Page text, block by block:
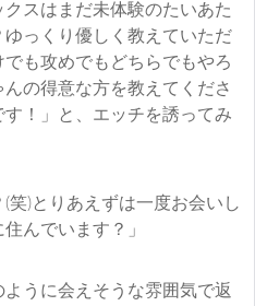
クスはまだ未体験のたいあた
っくり優しく教えていただ
も攻めでもどちらでもやろ
の得意な方を教えてくださ
！」と、エッチを誘ってみ
笑)とりあえずは一度お会いし
んでいます？」
うに会えそうな雰囲気で返